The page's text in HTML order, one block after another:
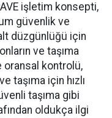
işletim konsepti,
güvenlik ve
düzgünlüğü için
ve taşıma
oransal kontrolü,
taşıma için hızlı
taşıma gibi
oldukça ilgi